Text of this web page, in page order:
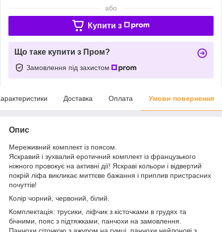
або
Купити з
Що таке купити з Пром?
Замовлення під захистом
Доставка Оплата Умови повернення
Опис
Мереживний комплект із поясом.
Яскравий і зухвалий еротичний комплект із французького
ніжного провокує на активні дії! Яскраві кольори і відвертий
покрій ліфа викликає миттєве бажання і приплив пристрасних
почуттів!
Колір чорний, червоний, білий.
Комплектація: трусики, ліфчик з кісточками в грудях та
бічними, пояс з підтяжками, панчохи на замовлення.
Панчохи сіточкою з ажуром на гумці, панчохи нейлонові з